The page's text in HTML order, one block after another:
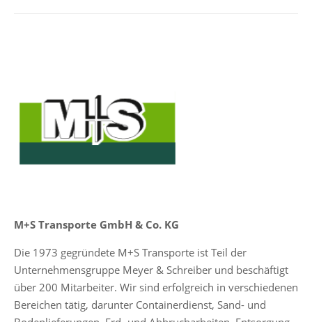
M+S Transporte GmbH & Co. KG
Die 1973 gegründete M+S Transporte ist Teil der
Unternehmensgruppe Meyer & Schreiber und beschäftigt
über 200 Mitarbeiter. Wir sind erfolgreich in verschiedenen
Bereichen tätig, darunter Containerdienst, Sand- und